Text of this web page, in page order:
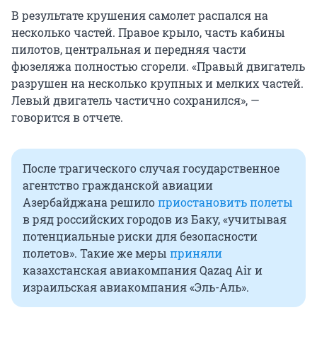
В результате крушения самолет распался на
несколько частей. Правое крыло, часть кабины
пилотов, центральная и передняя части
фюзеляжа полностью сгорели. «Правый двигатель
разрушен на несколько крупных и мелких частей.
Левый двигатель частично сохранился», —
говорится в отчете.
После трагического случая государственное
агентство гражданской авиации
Азербайджана решилоприостановить полеты
в ряд российских городов из Баку, «учитывая
потенциальные риски для безопасности
полетов». Такие же меры приняли
казахстанская авиакомпания Qazaq Air и
израильская авиакомпания «Эль-Аль».